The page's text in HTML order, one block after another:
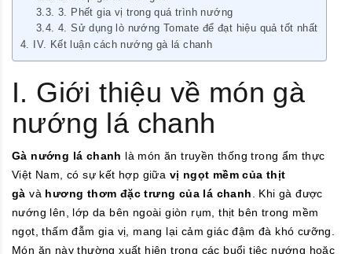
3. Phết gia vị trong quá trình nướng
4. Sử dụng lò nướng Tomate để đạt hiệu quả tốt nhất
IV. Kết luận cách nướng gà lá chanh
I. Giới thiệu về món gà
nướng lá chanh
Gà nướng lá chanh là món ăn truyền thống trong ẩm thực
Việt Nam, có sự kết hợp giữa vị ngọt mềm của thịt
gà và hương thơm đặc trưng của lá chanh
. Khi gà được
nướng lên, lớp da bên ngoài giòn rụm, thịt bên trong mềm
ngọt, thấm đẫm gia vị, mang lại cảm giác đậm đà khó cưỡng.
Món ăn này thường xuất hiện trong các buổi tiệc nướng hoặc